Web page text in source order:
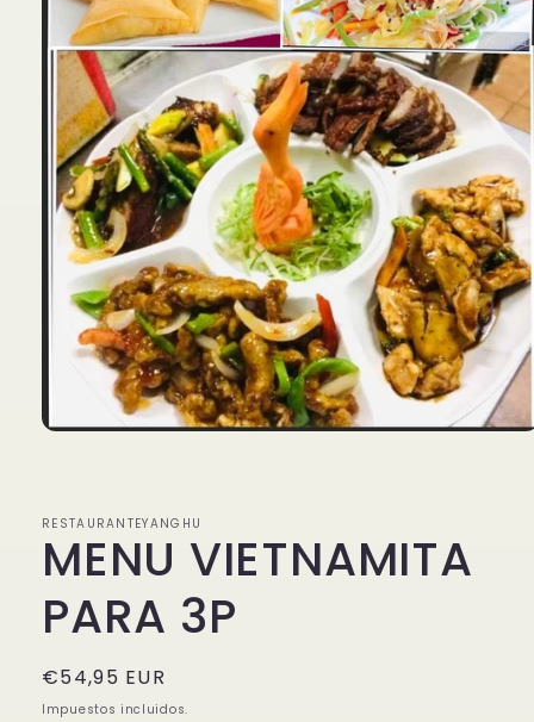
una
ventana
modal
RESTAURANTEYANGHU
MENU VIETNAMITA
PARA 3P
Precio
habitual
€54,95 EUR
Impuestos incluidos.